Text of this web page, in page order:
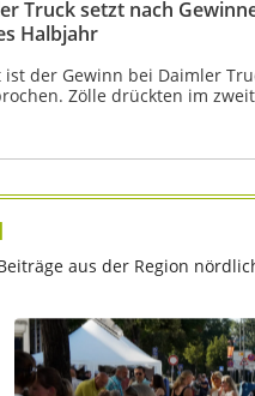
Truck setzt nach
Halbjahr
ist der Gewinn bei Daimler
Zölle drückten im
aus der Region